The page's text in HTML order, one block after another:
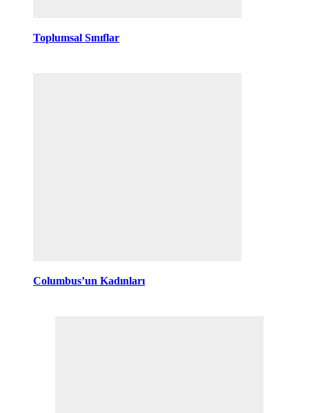
Toplumsal Sınıflar
Columbus’un Kadınları